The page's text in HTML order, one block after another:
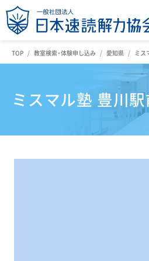
TOP 教室検索・体験申し込み 愛知県 ミス
ミスマル塾 豊川